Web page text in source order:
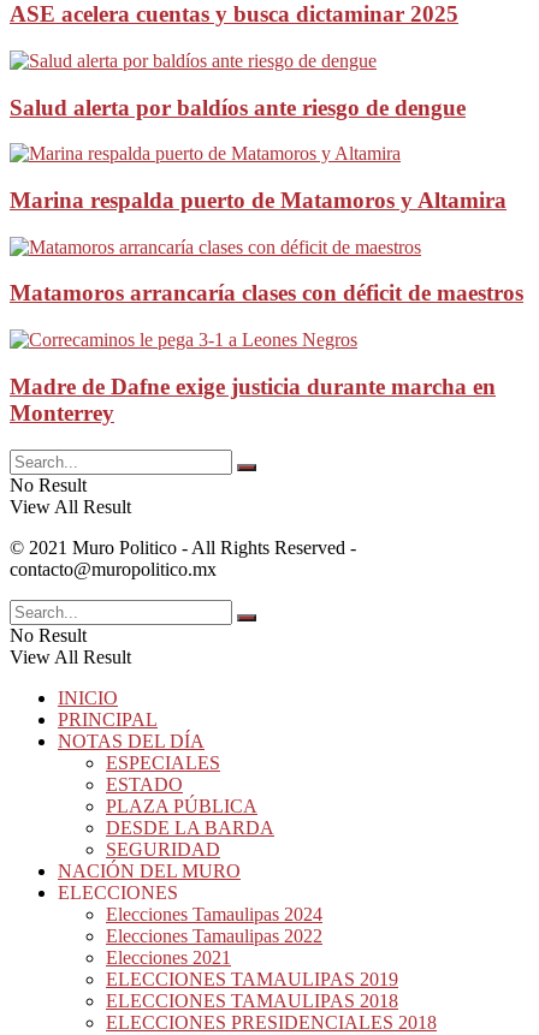
ASE acelera cuentas y busca dictaminar 2025
Salud alerta por baldíos ante riesgo de dengue
Marina respalda puerto de Matamoros y Altamira
Matamoros arrancaría clases con déficit de maestros
Madre de Dafne exige justicia durante marcha en
Monterrey
No Result
View All Result
© 2021 Muro Politico - All Rights Reserved -
contacto@muropolitico.mx
No Result
View All Result
INICIO
PRINCIPAL
NOTAS DEL DÍA
ESPECIALES
ESTADO
PLAZA PÚBLICA
DESDE LA BARDA
SEGURIDAD
NACIÓN DEL MURO
ELECCIONES
Elecciones Tamaulipas 2024
Elecciones Tamaulipas 2022
Elecciones 2021
ELECCIONES TAMAULIPAS 2019
ELECCIONES TAMAULIPAS 2018
ELECCIONES PRESIDENCIALES 2018